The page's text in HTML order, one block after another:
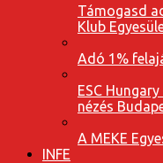
Támogasd
Klub
Adó 1%
ESC
nézés
A MEKE
INFE